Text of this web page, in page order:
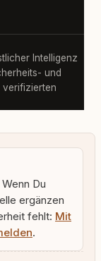
Intelligenz
und
verifizierten
Du
ergänzen
fehlt: Mit
.